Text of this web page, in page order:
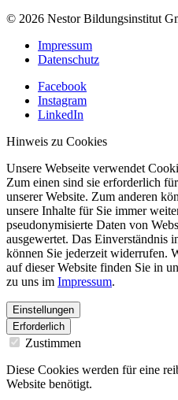
© 2026 Nestor Bildungsinstitut
Impressum
Datenschutz
Facebook
Instagram
LinkedIn
Hinweis zu Cookies
Unsere Webseite verwendet
Zum einen sind sie erforderlich
unserer Website. Zum anderen
unsere Inhalte für Sie immer
pseudonymisierte Daten von
ausgewertet. Das Einverständnis
können Sie jederzeit widerrufen.
auf dieser Website finden Sie in
zu uns im Impressum.
Einstellungen
Erforderlich
Zustimmen
Diese Cookies werden für eine
Website benötigt.